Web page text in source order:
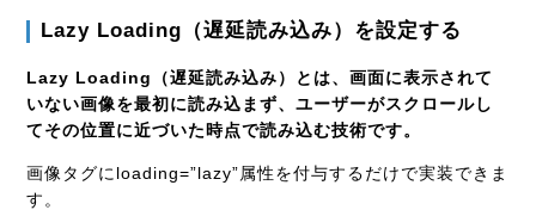
Lazy Loading（遅延読み込み）を設定する
Lazy Loading（遅延読み込み）とは、画面に表示されて
いない画像を最初に読み込まず、ユーザーがスクロールし
てその位置に近づいた時点で読み込む技術です。
画像タグにloading=”lazy”属性を付与するだけで実装できま
す。